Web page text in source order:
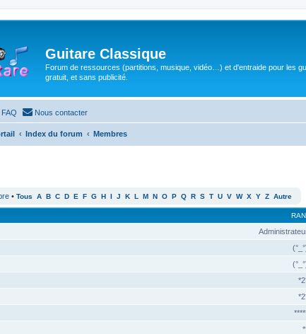
Guitare Classique
Forum de ressources (partitions, musique, vidéo…) et d'entraide pour les
gratuit, et sans publicité.
FAQ Nous contacter
Index du forum Membres
• Tous A B C D E F G H I J K L M N O P Q R S T U V W X Y Z Autre